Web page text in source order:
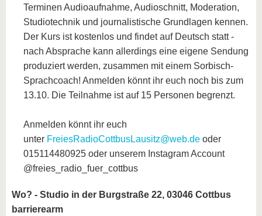
Terminen Audioaufnahme, Audioschnitt, Moderation,
Studiotechnik und journalistische Grundlagen kennen.
Der Kurs ist kostenlos und findet auf Deutsch statt -
nach Absprache kann allerdings eine eigene Sendung
produziert werden, zusammen mit einem Sorbisch-
Sprachcoach! Anmelden könnt ihr euch noch bis zum
13.10. Die Teilnahme ist auf 15 Personen begrenzt.
Anmelden könnt ihr euch
unter FreiesRadioCottbusLausitz@web.de oder
015114480925 oder unserem Instagram Account
@freies_radio_fuer_cottbus
Wo? - Studio in der Burgstraße 22, 03046 Cottbus
barrierearm